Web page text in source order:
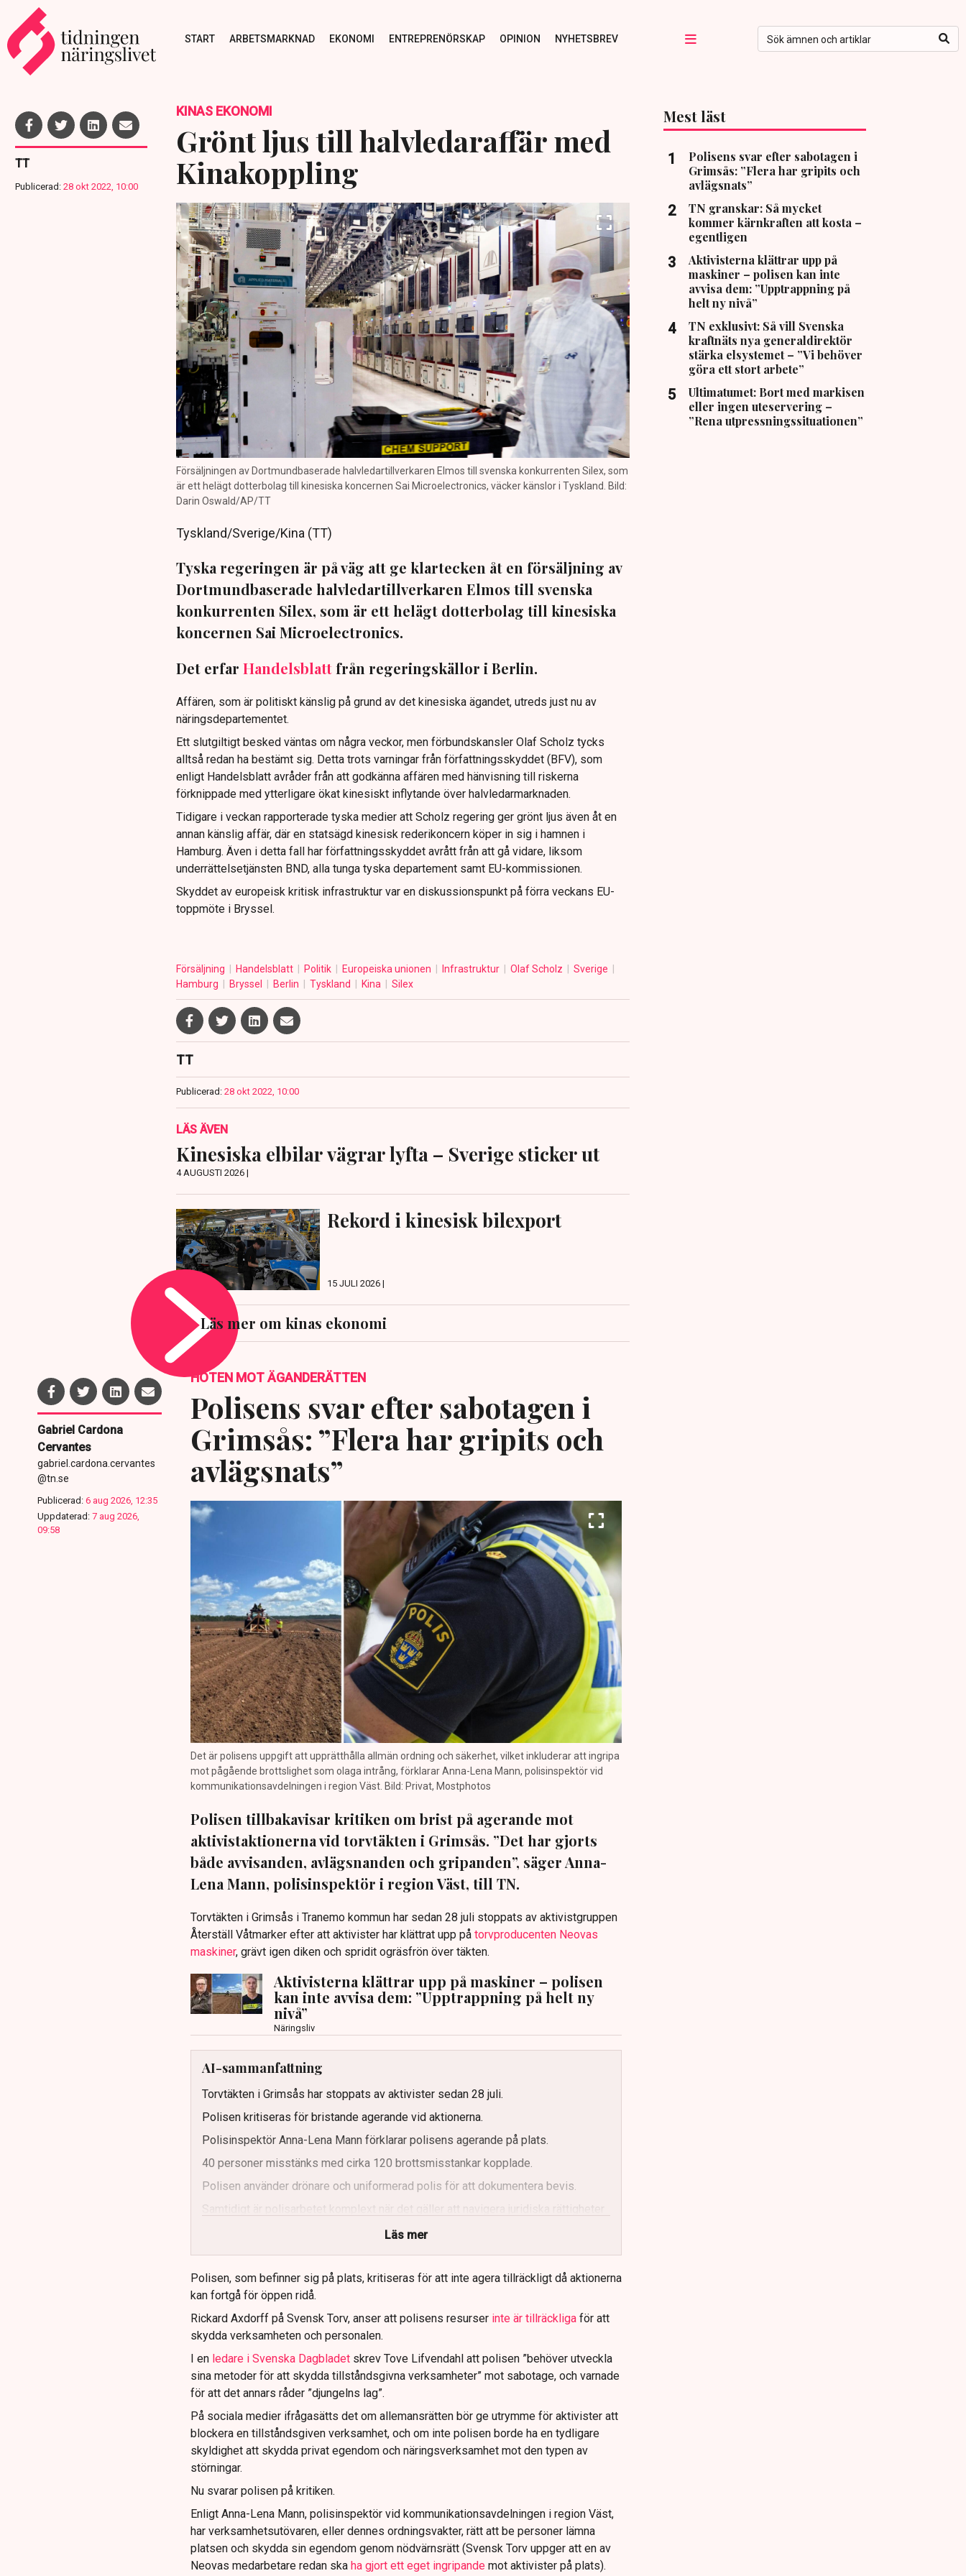
START ARBETSMARKNAD EKONOMI ENTREPRENÖRSKAP OPINION NYHETSBREV
TT
Publicerad: 28 okt 2022, 10:00
KINAS EKONOMI
Grönt ljus till halvledaraffär med
Kinakoppling
Försäljningen av Dortmundbaserade halvledartillverkaren Elmos till svenska konkurrenten Silex, som
är ett helägt dotterbolag till kinesiska koncernen Sai Microelectronics, väcker känslor i Tyskland. Bild:
Darin Oswald/AP/TT
Tyskland/Sverige/Kina (TT)
Tyska regeringen är på väg att ge klartecken åt en försäljning av
Dortmundbaserade halvledartillverkaren Elmos till svenska
konkurrenten Silex, som är ett helägt dotterbolag till kinesiska
koncernen Sai Microelectronics.
Det erfar Handelsblattfrån regeringskällor i Berlin.
Affären, som är politiskt känslig på grund av det kinesiska ägandet, utreds just nu av
näringsdepartementet.
Ett slutgiltigt besked väntas om några veckor, men förbundskansler Olaf Scholz tycks
alltså redan ha bestämt sig. Detta trots varningar från författningsskyddet (BFV), som
enligt Handelsblatt avråder från att godkänna affären med hänvisning till riskerna
förknippade med ytterligare ökat kinesiskt inflytande över halvledarmarknaden.
Tidigare i veckan rapporterade tyska medier att Scholz regering ger grönt ljus även åt en
annan känslig affär, där en statsägd kinesisk rederikoncern köper in sig i hamnen i
Hamburg. Även i detta fall har författningsskyddet avrått från att gå vidare, liksom
underrättelsetjänsten BND, alla tunga tyska departement samt EU-kommissionen.
Skyddet av europeisk kritisk infrastruktur var en diskussionspunkt på förra veckans EU-
toppmöte i Bryssel.
Försäljning Handelsblatt Politik Europeiska unionen Infrastruktur Olaf Scholz
Sverige
Hamburg
Bryssel Berlin Tyskland Kina Silex
TT
Publicerad: 28 okt 2022, 10:00
LÄS ÄVEN
Kinesiska elbilar vägrar lyfta – Sverige sticker ut
4 AUGUSTI 2026 |
Rekord i kinesisk bilexport
15 JULI 2026 |
Läs mer om kinas ekonomi
Mest läst
Polisens svar efter sabotagen i
Grimsås: ”Flera har gripits och
avlägsnats”
TN granskar: Så mycket
kommer kärnkraften att kosta –
egentligen
Aktivisterna klättrar upp på
maskiner – polisen kan inte
avvisa dem: ”Upptrappning på
helt ny nivå”
TN exklusivt: Så vill Svenska
kraftnäts nya generaldirektör
stärka elsystemet – ”Vi behöver
göra ett stort arbete”
Ultimatumet: Bort med markisen
eller ingen uteservering –
”Rena utpressningssituationen”
Gabriel Cardona
Cervantes
gabriel.cardona.cervantes
@tn.se
Publicerad: 6 aug 2026, 12:35
Uppdaterad: 7 aug 2026,
09:58
HOTEN MOT ÄGANDERÄTTEN
Polisens svar efter sabotagen i
Grimsås: ”Flera har gripits och
avlägsnats”
Det är polisens uppgift att upprätthålla allmän ordning och säkerhet, vilket inkluderar att ingripa
mot pågående brottslighet som olaga intrång, förklarar Anna-Lena Mann, polisinspektör vid
kommunikationsavdelningen i region Väst. Bild: Privat, Mostphotos
Polisen tillbakavisar kritiken om brist på agerande mot
aktivistaktionerna vid torvtäkten i Grimsås. ”Det har gjorts
både avvisanden, avlägsnanden och gripanden”, säger Anna-
Lena Mann, polisinspektör i region Väst, till TN.
Torvtäkten i Grimsås i Tranemo kommun har sedan 28 juli stoppats av aktivistgruppen
Återställ Våtmarker efter att aktivister har klättrat upp påtorvproducenten Neovas
maskiner, grävt igen diken och spridit ogräsfrön över täkten.
Aktivisterna klättrar upp på maskiner – polisen
kan inte avvisa dem: ”Upptrappning på helt ny
nivå”
Näringsliv
AI-sammanfattning
Torvtäkten i Grimsås har stoppats av aktivister sedan 28 juli.
Polisen kritiseras för bristande agerande vid aktionerna.
Polisinspektör Anna-Lena Mann förklarar polisens agerande på plats.
40 personer misstänks med cirka 120 brottsmisstankar kopplade.
Polisen använder drönare och uniformerad polis för att dokumentera bevis.
Samtidigt är polisarbetet komplext när det gäller att navigera juridiska rättigheter
Läs mer
Polisen, som befinner sig på plats, kritiseras för att inte agera tillräckligt då aktionerna
kan fortgå för öppen ridå.
Rickard Axdorff på Svensk Torv, anser att polisens resurser inte är tillräckliga för att
skydda verksamheten och personalen.
I en ledare i Svenska Dagbladet skrev Tove Lifvendahl att polisen ”behöver utveckla
sina metoder för att skydda tillståndsgivna verksamheter” mot sabotage, och varnade
för att det annars råder ”djungelns lag”.
På sociala medier ifrågasätts det om allemansrätten bör ge utrymme för aktivister att
blockera en tillståndsgiven verksamhet, och om inte polisen borde ha en tydligare
skyldighet att skydda privat egendom och näringsverksamhet mot den typen av
störningar.
Nu svarar polisen på kritiken.
Enligt Anna-Lena Mann, polisinspektör vid kommunikationsavdelningen i region Väst,
har verksamhetsutövaren, eller dennes ordningsvakter, rätt att be personer lämna
platsen och skydda sin egendom genom nödvärnsrätt (Svensk Torv uppger att en av
Neovas medarbetare redan ska ha gjort ett eget ingripande mot aktivister på plats).